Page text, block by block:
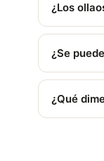
¿Los
Sí,
¿Se
Sí, el PVC
¿Qué